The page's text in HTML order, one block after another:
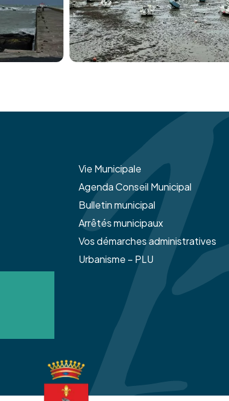
Vie Municipale
Agenda Conseil Municipal
Bulletin municipal
Arrêtés municipaux
Vos démarches administratives
Urbanisme – PLU